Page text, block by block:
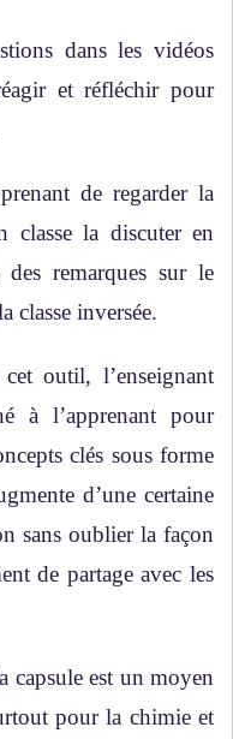
dans les vidéos
et réfléchir pour
de regarder la
la discuter en
remarques sur le
classe inversée.
outil, l’enseignant
à l’apprenant pour
clés sous forme
d’une certaine
sans oublier la façon
de partage avec les
capsule est un moyen
pour la chimie et